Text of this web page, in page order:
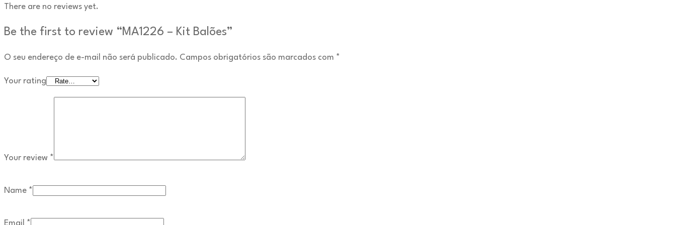
There are no reviews yet.
Be the first to review “MA1226 – Kit Balões”
O seu endereço de e-mail não será publicado. Campos obrigatórios são marcados com *
Your rating
Your review *
Name *
Email *